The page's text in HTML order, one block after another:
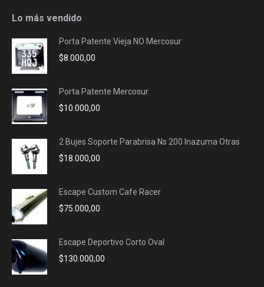
opens
new
window
opens
new
window
opens
new
window
opens
new
window
Lo más vendido
Porta Patente Vieja NO Mercosur
$8.000,00
Porta Patente Mercosur
$10.000,00
2 Bujes Soporte Parabrisa Ns 200 Inazuma Otras
$18.000,00
Escape Custom Cafe Racer
$75.000,00
Escape Deportivo Corto Oval
$130.000,00